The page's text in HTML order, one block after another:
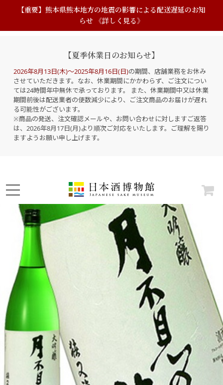
【重要】熊本県熊本地方の地震の影響による配送遅延のお知
らせ 《詳しく見る》
【夏季休業日のお知らせ】
2026年8月13日(木)～2025年8月16日(日)の期間、店舗業務をお休み
させていただきます。なお、休業期間にかかわらず、ご注文につい
ては24時間年中無休で承っております。 また、休業期間中又は休業
期間前後は配送業者の便数減少により、ご注文商品のお届けが遅れ
る可能性がございます。
※商品の発送、注文確認メールや、お問い合わせに対しますご返答
は、2026年8月17日(月)より順次ご対応をいたします。ご理解を賜り
ますようお願い申し上げます。